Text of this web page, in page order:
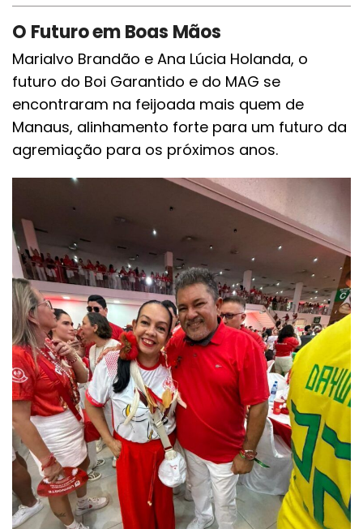
O Futuro em Boas Mãos
Marialvo Brandão e Ana Lúcia Holanda, o
futuro do Boi Garantido e do MAG se
encontraram na feijoada mais quem de
Manaus, alinhamento forte para um futuro da
agremiação para os próximos anos.